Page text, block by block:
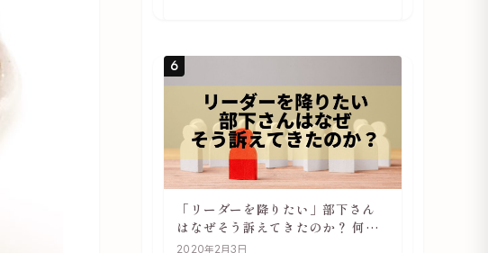
6
「リーダーを降りたい」部下さん
はなぜそう訴えてきたのか？ 何が
辛いのか？ あらためて考えてみる
2020年2月3日